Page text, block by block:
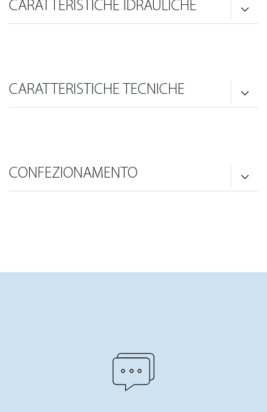
CARATTERISTICHE IDRAULICHE
CARATTERISTICHE TECNICHE
CONFEZIONAMENTO